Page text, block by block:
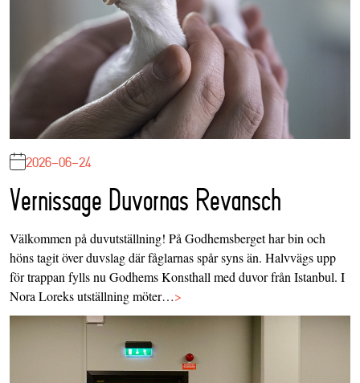
2026-06-24
Vernissage Duvornas Revansch
Välkommen på duvutställning! På Godhemsberget har bin och
höns tagit över duvslag där fåglarnas spår syns än. Halvvägs upp
för trappan fylls nu Godhems Konsthall med duvor från Istanbul. I
Nora Loreks utställning möter…>